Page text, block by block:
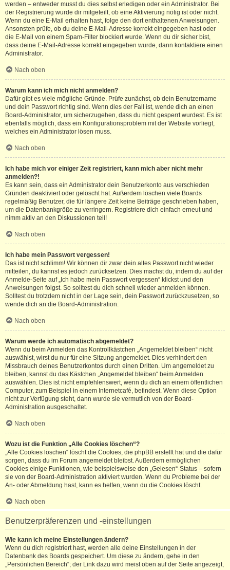
werden – entweder musst du dies selbst erledigen oder ein Administrator. Bei
der Registrierung wurde dir mitgeteilt, ob eine Aktivierung nötig ist oder nicht.
Wenn du eine E-Mail erhalten hast, folge den dort enthaltenen Anweisungen.
Ansonsten prüfe, ob du deine E-Mail-Adresse korrekt eingegeben hast oder
die E-Mail von einem Spam-Filter blockiert wurde. Wenn du dir sicher bist,
dass deine E-Mail-Adresse korrekt eingegeben wurde, dann kontaktiere einen
Administrator.
Nach oben
Warum kann ich mich nicht anmelden?
Dafür gibt es viele mögliche Gründe. Prüfe zunächst, ob dein Benutzername
und dein Passwort richtig sind. Wenn dies der Fall ist, wende dich an einen
Board-Administrator, um sicherzugehen, dass du nicht gesperrt wurdest. Es ist
ebenfalls möglich, dass ein Konfigurationsproblem mit der Website vorliegt,
welches ein Administrator lösen muss.
Nach oben
Ich habe mich vor einiger Zeit registriert, kann mich aber nicht mehr
anmelden?!
Es kann sein, dass ein Administrator dein Benutzerkonto aus verschieden
Gründen deaktiviert oder gelöscht hat. Außerdem löschen viele Boards
regelmäßig Benutzer, die für längere Zeit keine Beiträge geschrieben haben,
um die Datenbankgröße zu verringern. Registriere dich einfach erneut und
nimm aktiv an den Diskussionen teil!
Nach oben
Ich habe mein Passwort vergessen!
Das ist nicht schlimm! Wir können dir zwar dein altes Passwort nicht wieder
mitteilen, du kannst es jedoch zurücksetzen. Dies machst du, indem du auf der
Anmelde-Seite auf „Ich habe mein Passwort vergessen“ klickst und den
Anweisungen folgst. So solltest du dich schnell wieder anmelden können.
Solltest du trotzdem nicht in der Lage sein, dein Passwort zurückzusetzen, so
wende dich an die Board-Administration.
Nach oben
Warum werde ich automatisch abgemeldet?
Wenn du beim Anmelden das Kontrollkästchen „Angemeldet bleiben“ nicht
auswählst, wirst du nur für eine Sitzung angemeldet. Dies verhindert den
Missbrauch deines Benutzerkontos durch einen Dritten. Um angemeldet zu
bleiben, kannst du das Kästchen „Angemeldet bleiben“ beim Anmelden
auswählen. Dies ist nicht empfehlenswert, wenn du dich an einem öffentlichen
Computer, zum Beispiel in einem Internetcafé, befindest. Wenn diese Option
nicht zur Verfügung steht, dann wurde sie vermutlich von der Board-
Administration ausgeschaltet.
Nach oben
Wozu ist die Funktion „Alle Cookies löschen“?
„Alle Cookies löschen“ löscht die Cookies, die phpBB erstellt hat und die dafür
sorgen, dass du im Forum angemeldet bleibst. Außerdem ermöglichen
Cookies einige Funktionen, wie beispielsweise den „Gelesen“-Status – sofern
sie von der Board-Administration aktiviert wurden. Wenn du Probleme bei der
An- oder Abmeldung hast, kann es helfen, wenn du die Cookies löscht.
Nach oben
Benutzerpräferenzen und -einstellungen
Wie kann ich meine Einstellungen ändern?
Wenn du dich registriert hast, werden alle deine Einstellungen in der
Datenbank des Boards gespeichert. Um diese zu ändern, gehe in den
„Persönlichen Bereich“; der Link dazu wird meist oben auf der Seite angezeigt,